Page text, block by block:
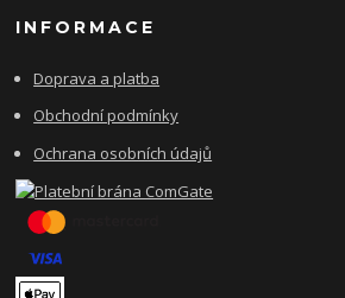
INFORMACE
Doprava a platba
Obchodní podmínky
Ochrana osobních údajů